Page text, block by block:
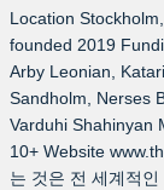
Location
founded 2019
Arby Leonian,
Sandholm, Nerses
Varduhi Shahinyan
10+ Website
는 것은 전 세계적인